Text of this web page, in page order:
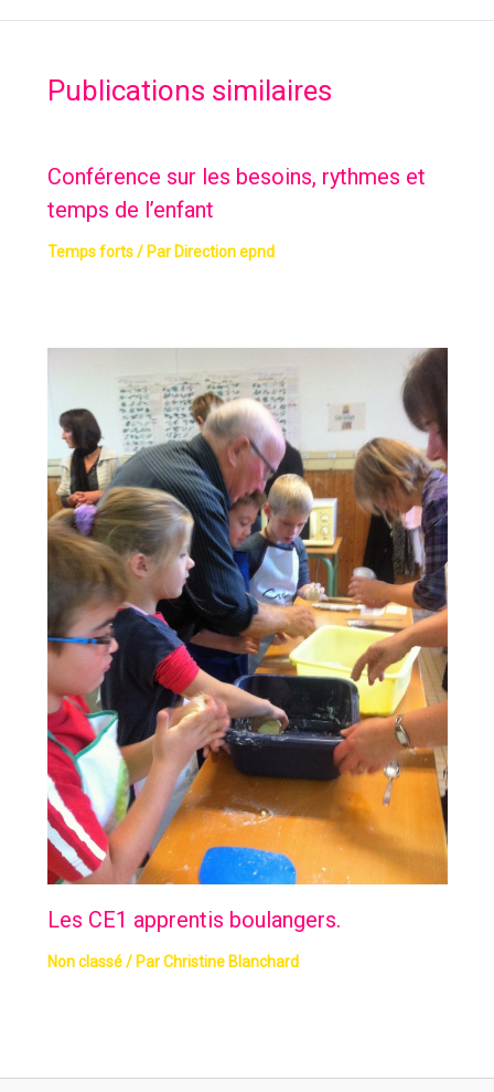
Publications similaires
Conférence sur les besoins, rythmes et
temps de l’enfant
Temps forts/ Par Direction epnd
Les CE1 apprentis boulangers.
Non classé/ ParChristine Blanchard